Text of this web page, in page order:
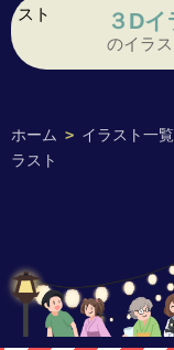
ホーム > イラスト一覧
ラスト
３Dイ
のイラス